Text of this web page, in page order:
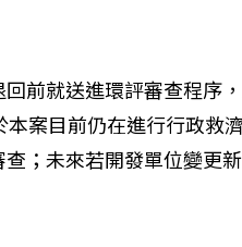
前就送進環評審查程序
案目前仍在進行行政救
；未來若開發單位變更